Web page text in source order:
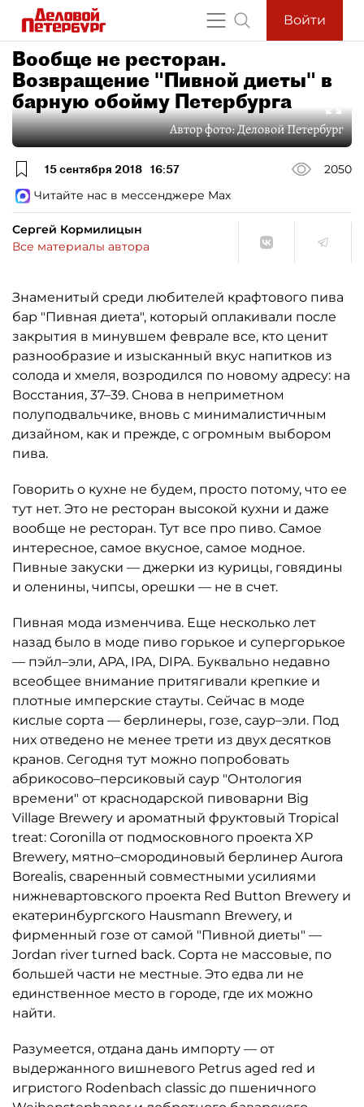
Войти
Вообще не ресторан.
Возвращение "Пивной диеты" в
барную обойму Петербурга
Автор фото:Деловой Петербург
15 сентября 2018 16:57
2050
Читайте нас в мессенджере Max
Сергей Кормилицын
Все материалы автора
Знаменитый среди любителей крафтового пива
бар "Пивная диета", который оплакивали после
закрытия в минувшем феврале все, кто ценит
разнообразие и изысканный вкус напитков из
солода и хмеля, возродился по новому адресу: на
Восстания, 37–39. Снова в неприметном
полуподвальчике, вновь с минималистичным
дизайном, как и прежде, с огромным выбором
пива.
Говорить о кухне не будем, просто потому, что ее
тут нет. Это не ресторан высокой кухни и даже
вообще не ресторан. Тут все про пиво. Самое
интересное, самое вкусное, самое модное.
Пивные закуски — джерки из курицы, говядины
и оленины, чипсы, орешки — не в счет.
Пивная мода изменчива. Еще несколько лет
назад было в моде пиво горькое и супергорькое
— пэйл–эли, APA, IPA, DIPA. Буквально недавно
всеобщее внимание притягивали крепкие и
плотные имперские стауты. Сейчас в моде
кислые сорта — берлинеры, гозе, саур–эли. Под
них отведено не менее трети из двух десятков
кранов. Сегодня тут можно попробовать
абрикосово–персиковый саур "Онтология
времени" от краснодарской пивоварни Big
Village Brewery и ароматный фруктовый Tropical
treat: Coronilla от подмосковного проекта XP
Brewery, мятно–смородиновый берлинер Aurora
Borealis, сваренный совместными усилиями
нижневартовского проекта Red Button Brewery и
екатеринбургского Hausmann Brewery, и
фирменный гозе от самой "Пивной диеты" —
Jordan river turned back. Сорта не массовые, по
большей части не местные. Это едва ли не
единственное место в городе, где их можно
найти.
Разумеется, отдана дань импорту — от
выдержанного вишневого Petrus aged red и
игристого Rodenbach classic до пшеничного